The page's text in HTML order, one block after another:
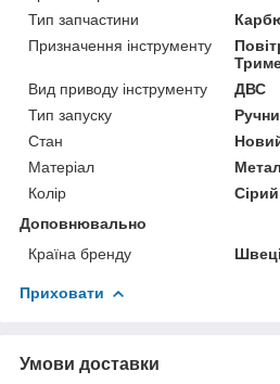
Тип запчастини
Призначення інструменту
Вид приводу інструменту
ДВС
Тип запуску
Стан
Матеріал
Метал
Колір
Сірий
Доповнювально
Країна бренду
Приховати
Умови доставки